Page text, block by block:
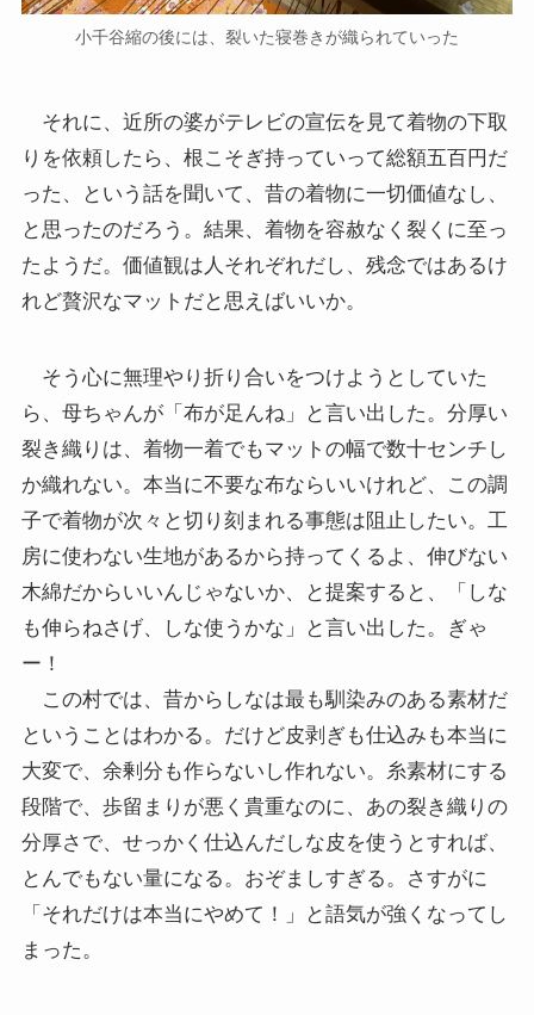
小千谷縮の後には、裂いた寝巻きが織られていった
それに、近所の婆がテレビの宣伝を見て着物の下取
りを依頼したら、根こそぎ持っていって総額五百円だ
った、という話を聞いて、昔の着物に一切価値なし、
と思ったのだろう。結果、着物を容赦なく裂くに至っ
たようだ。価値観は人それぞれだし、残念ではあるけ
れど贅沢なマットだと思えばいいか。
そう心に無理やり折り合いをつけようとしていた
ら、母ちゃんが「布が足んね」と言い出した。分厚い
裂き織りは、着物一着でもマットの幅で数十センチし
か織れない。本当に不要な布ならいいけれど、この調
子で着物が次々と切り刻まれる事態は阻止したい。工
房に使わない生地があるから持ってくるよ、伸びない
木綿だからいいんじゃないか、と提案すると、「しな
も伸らねさげ、しな使うかな」と言い出した。ぎゃ
ー！
この村では、昔からしなは最も馴染みのある素材だ
ということはわかる。だけど皮剥ぎも仕込みも本当に
大変で、余剰分も作らないし作れない。糸素材にする
段階で、歩留まりが悪く貴重なのに、あの裂き織りの
分厚さで、せっかく仕込んだしな皮を使うとすれば、
とんでもない量になる。おぞましすぎる。さすがに
「それだけは本当にやめて！」と語気が強くなってし
まった。